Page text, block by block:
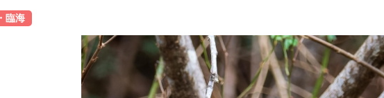
臨海